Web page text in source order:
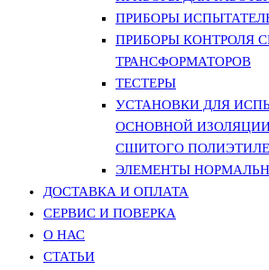
ПРИБОРЫ
ПРИБОРЫ КОНТРОЛЯ
ТРАНСФОРМАТОРОВ
ТЕСТЕРЫ
УСТАНОВКИ ДЛЯ
ОСНОВНОЙ
СШИТОГО
ЭЛЕМЕНТЫ
ДОСТАВКА И ОПЛАТА
СЕРВИС И ПОВЕРКА
О НАС
СТАТЬИ